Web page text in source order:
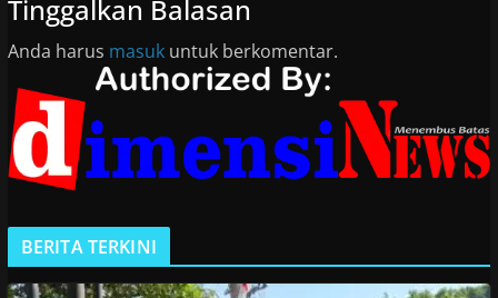
Tinggalkan Balasan
Anda harus masukuntuk berkomentar.
BERITA TERKINI